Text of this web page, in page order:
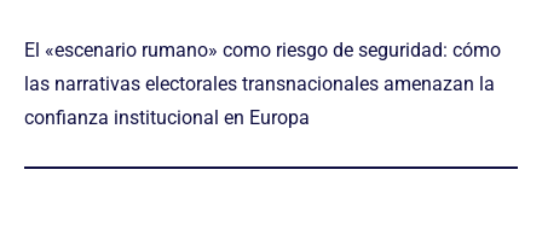
El «escenario rumano» como riesgo de seguridad: cómo
las narrativas electorales transnacionales amenazan la
confianza institucional en Europa